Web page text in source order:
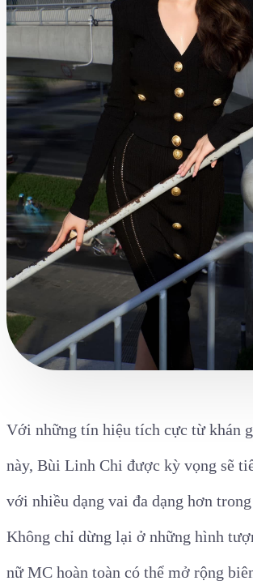
Với những tín hiệu tích cực từ khán
này, Bùi Linh Chi được kỳ vọng sẽ
với nhiều dạng vai đa dạng hơn
Không chỉ dừng lại ở những hình
nữ MC hoàn toàn có thể mở rộng